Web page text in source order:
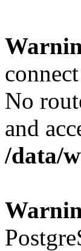
No
and
/data/